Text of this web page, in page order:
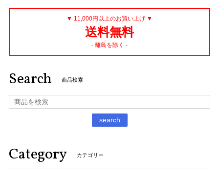
▼ 11,000円以上のお買い上げ ▼
送料無料
- 離島を除く -
Search 商品検索
search
Category カテゴリー